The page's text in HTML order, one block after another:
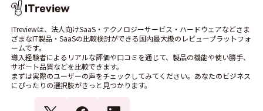
ITreviewは、法人向けSaaS・テクノロジーサービス・ハードウェアなどさま
ざまなIT製品・SaaSの比較検討ができる国内最大級のレビュープラットフォ
ームです。
導入経験者によるリアルな評価や口コミを通じて、製品の機能や使い勝手、
サポート品質などを比較できます。
まずは実際のユーザーの声をチェックしてみてください。あなたのビジネス
にぴったりの選択肢がきっと見つかります。